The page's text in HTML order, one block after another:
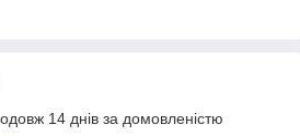
14 днів за домовленістю